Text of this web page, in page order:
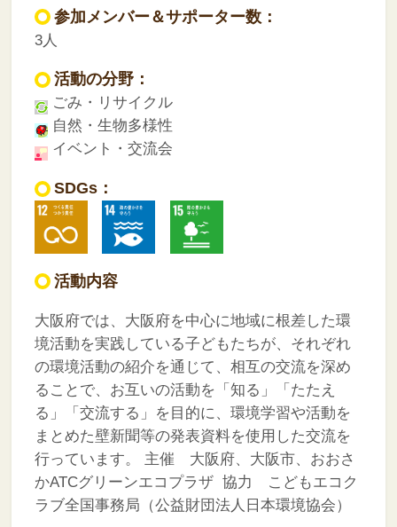
参加メンバー＆サポーター数：
3人
活動の分野：
ごみ・リサイクル
自然・生物多様性
イベント・交流会
SDGs：
活動内容
大阪府では、大阪府を中心に地域に根差した環
境活動を実践している子どもたちが、それぞれ
の環境活動の紹介を通じて、相互の交流を深め
ることで、お互いの活動を「知る」「たたえ
る」「交流する」を目的に、環境学習や活動を
まとめた壁新聞等の発表資料を使用した交流を
行っています。
主催 大阪府、大阪市、おおさ
かATCグリーンエコプラザ 協力 こどもエコク
ラブ全国事務局（公益財団法人日本環境協会）